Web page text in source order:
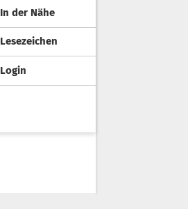
In der Nähe
Lesezeichen
Login